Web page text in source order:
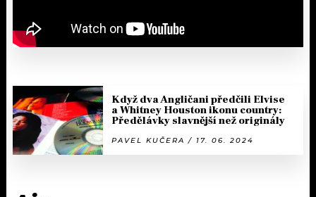
Když dva Angličani předčili Elvise
a Whitney Houston ikonu country:
Předělávky slavnější než originály
PAVEL KUČERA / 17. 06. 2024